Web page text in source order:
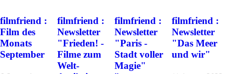
filmfriend :
Film des
Monats
September
filmfriend :
Newsletter
"Frieden! -
Filme zum
Welt-
filmfriend :
Newsletter
"Paris -
Stadt voller
Magie"
filmfriend :
Newsletter
"Das Meer
und wir"